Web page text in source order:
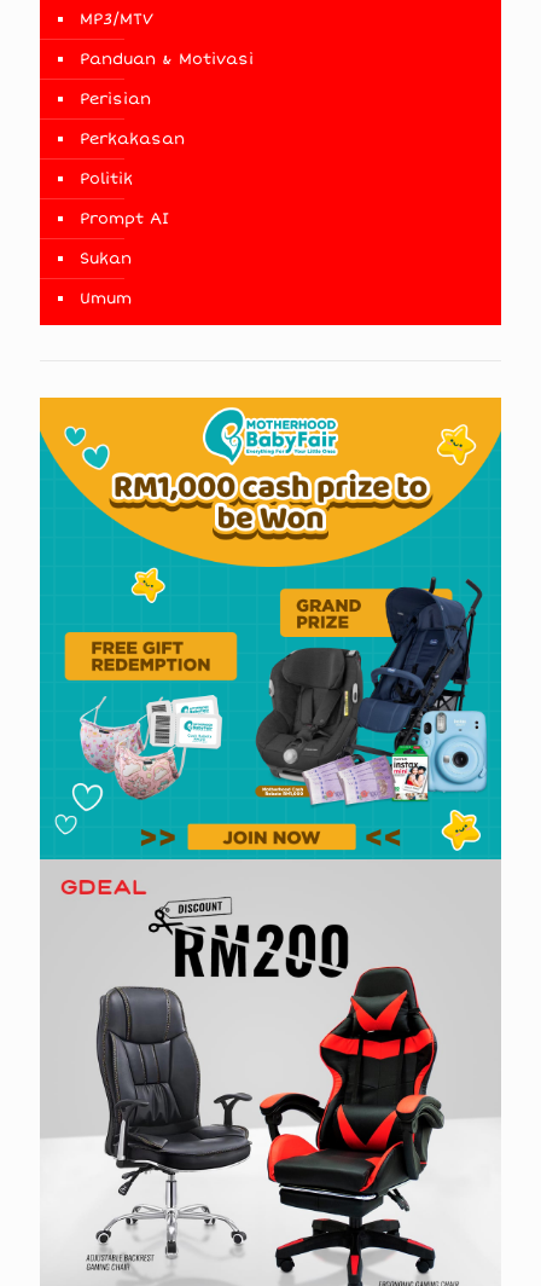
MP3/MTV
Panduan & Motivasi
Perisian
Perkakasan
Politik
Prompt AI
Sukan
Umum